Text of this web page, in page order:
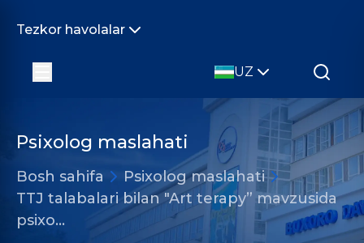
Tezkor havolalar
UZ
Psixolog maslahati
Bosh sahifa
Psixolog maslahati
TTJ talabalari bilan "Art terapy” mavzusida
psixo…